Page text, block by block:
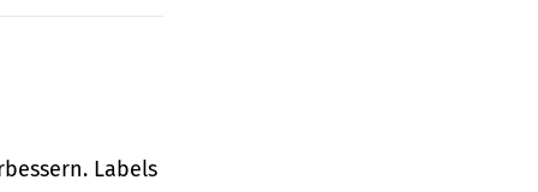
Labels